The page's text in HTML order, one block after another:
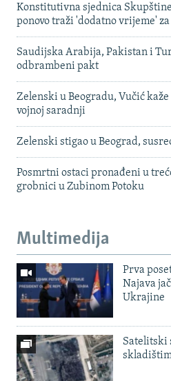
Konstitutivna sjednica
ponovo traži 'dodatno vrijeme' za
Saudijska Arabija, Pakistan i
odbrambeni pakt
Zelenski u Beogradu, Vučić
vojnoj saradnji
Zelenski stigao u Beograd,
Posmrtni ostaci pronađeni u
grobnici u Zubinom Potoku
Multimedija
Prva
Najava
Ukrajine
Satelitski